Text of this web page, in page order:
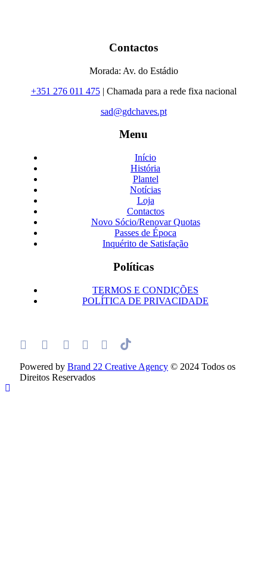
Contactos
Morada: Av. do Estádio
+351 276 011 475| Chamada para a rede fixa nacional
sad@gdchaves.pt
Menu
Início
História
Plantel
Notícias
Loja
Contactos
Novo Sócio/Renovar Quotas
Passes de Época
Inquérito de Satisfação
Políticas
TERMOS E CONDIÇÕES
POLÍTICA DE PRIVACIDADE
Powered by Brand 22 Creative Agency © 2024 Todos os
Direitos Reservados